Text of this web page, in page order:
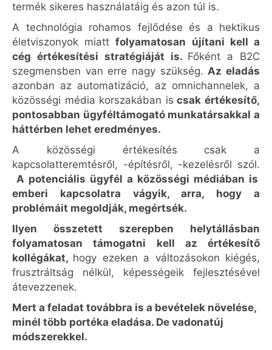
termék sikeres használatáig és azon túl is.
A technológia rohamos fejlődése és a hektikus
életviszonyok miattfolyamatosan újítani kell a
cég értékesítési stratégiáját is. Főként a B2C
szegmensben van erre nagy szükség.Az eladás
azonban az automatizáció, az omnichannelek, a
közösségi média korszakában is csak értékesítő,
pontosabban ügyféltámogató munkatársakkal a
háttérben lehet eredményes.
A közösségi értékesítés csak a
kapcsolatteremtésről, -építésről, -kezelésről szól.
A potenciális ügyfél a közösségi médiában is
emberi kapcsolatra vágyik, arra, hogy a
problémáit megoldják, megértsék.
Ilyen összetett szerepben helytállásban
folyamatosan támogatni kell az értékesítő
kollégákat, hogy ezeken a változásokon kiégés,
frusztráltság nélkül, képességeik fejlesztésével
átevezzenek.
Mert a feladat továbbra is a bevételek növelése,
minél több portéka eladása. De vadonatúj
módszerekkel.